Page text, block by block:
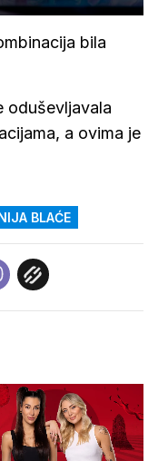
bila
oduševljavala
a ovima je
BLAĆE